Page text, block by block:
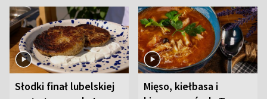
Słodki finał lubelskiej
Mięso, kiełbasa i